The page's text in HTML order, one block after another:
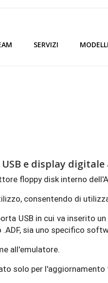
SERVIZI MODELLI
e display digitale
floppy disk interno
consentendo di
USB in cui va inserito
sia uno specifico
all'emulatore.
solo per